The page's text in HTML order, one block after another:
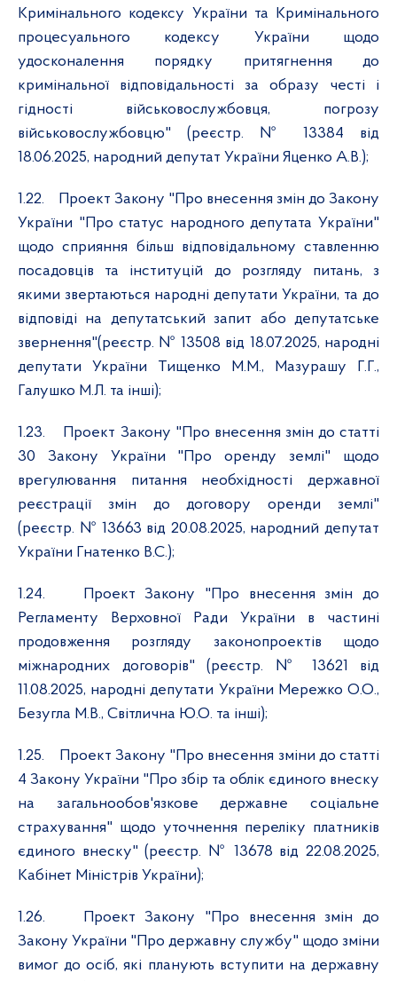
Кримінального кодексу України та Кримінального
процесуального кодексу України щодо
удосконалення порядку притягнення до
кримінальної відповідальності за образу честі і
гідності військовослужбовця, погрозу
військовослужбовцю" (реєстр. №
13384 від
18.06.2025, народний депутат України Яценко А.В.);
1.22.
Проект Закону "Про внесення змін до Закону
України "Про статус народного депутата України"
щодо сприяння більш відповідальному ставленню
посадовців та інституцій до розгляду питань, з
якими звертаються народні депутати України, та до
відповіді на депутатський запит або депутатське
звернення"(реєстр. № 13508 від 18.07.2025, народні
депутати України Тищенко М.М., Мазурашу Г.Г.,
Галушко М.Л. та інші);
1.23.
Проект Закону "Про внесення змін до статті
30 Закону України "Про оренду землі" щодо
врегулювання питання необхідності державної
реєстрації змін до договору оренди землі"
(реєстр. № 13663 від 20.08.2025, народний депутат
України Гнатенко В.С.);
1.24.
Проект Закону "Про внесення змін до
Регламенту Верховної Ради України в частині
продовження розгляду законопроектів щодо
міжнародних договорів" (реєстр. № 13621 від
11.08.2025, народні депутати України Мережко О.О.,
Безугла М.В., Світлична Ю.О. та інші);
1.25.
Проект Закону "Про внесення зміни до статті
4 Закону України "Про збір та облік єдиного внеску
на загальнообов'язкове державне соціальне
страхування" щодо уточнення переліку платників
єдиного внеску" (реєстр. № 13678 від 22.08.2025,
Кабінет Міністрів України);
1.26.
Проект Закону "Про внесення змін до
Закону України "Про державну службу" щодо зміни
вимог до осіб, які планують вступити на державну